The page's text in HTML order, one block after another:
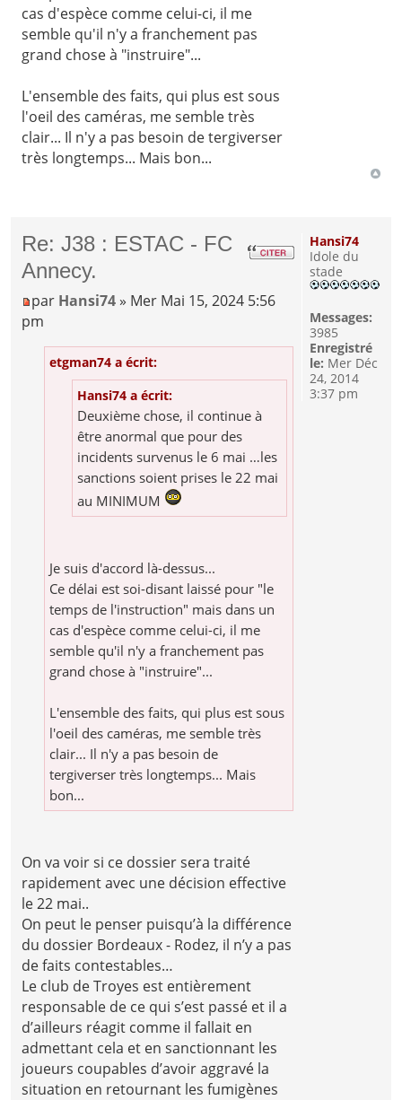
cas d'espèce comme celui-ci, il me
semble qu'il n'y a franchement pas
grand chose à "instruire"...
L'ensemble des faits, qui plus est sous
l'oeil des caméras, me semble très
clair... Il n'y a pas besoin de tergiverser
très longtemps... Mais bon...
Re: J38 : ESTAC - FC
Annecy.
par Hansi74 » Mer Mai 15, 2024 5:56
pm
etgman74 a écrit:
Hansi74 a écrit:
Deuxième chose, il continue à
être anormal que pour des
incidents survenus le 6 mai …les
sanctions soient prises le 22 mai
au MINIMUM
Je suis d'accord là-dessus...
Ce délai est soi-disant laissé pour "le
temps de l'instruction" mais dans un
cas d'espèce comme celui-ci, il me
semble qu'il n'y a franchement pas
grand chose à "instruire"...
L'ensemble des faits, qui plus est sous
l'oeil des caméras, me semble très
clair... Il n'y a pas besoin de
tergiverser très longtemps... Mais
bon...
On va voir si ce dossier sera traité
rapidement avec une décision effective
le 22 mai..
On peut le penser puisqu’à la différence
du dossier Bordeaux - Rodez, il n’y a pas
de faits contestables…
Le club de Troyes est entièrement
responsable de ce qui s’est passé et il a
d’ailleurs réagit comme il fallait en
admettant cela et en sanctionnant les
joueurs coupables d’avoir aggravé la
situation en retournant les fumigènes
Hansi74
Idole du
stade
Messages:
3985
Enregistré
le: Mer Déc
24, 2014
3:37 pm